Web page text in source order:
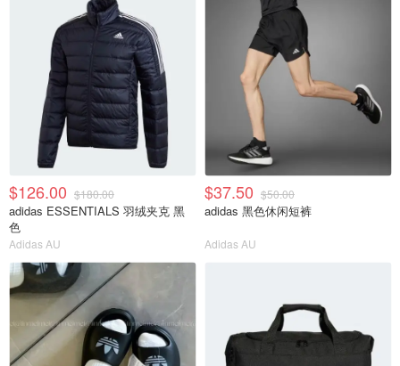
$126.00 $180.00
adidas ESSENTIALS 羽绒夹克 黑
色
Adidas AU
$37.50 $50.00
adidas 黑色休闲短裤
Adidas AU